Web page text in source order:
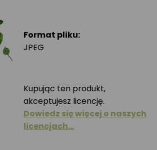
Format pliku:
JPEG
Kupując ten produkt,
akceptujesz licencję.
Dowiedz się więcej o naszych
licencjach…